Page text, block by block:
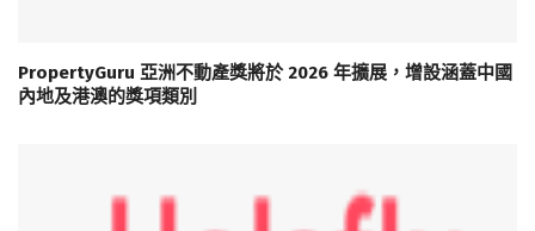
PropertyGuru 亞洲不動產獎將於 2026 年擴展，增設涵蓋中國
內地及港澳的獎項類別